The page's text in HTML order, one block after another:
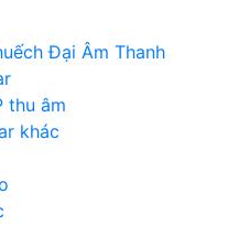
Đại Âm Thanh
thu âm
khác